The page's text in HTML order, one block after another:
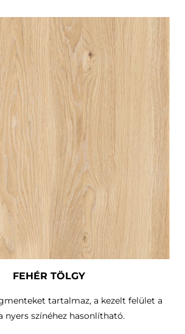
FEHÉR TÖLGY
tartalmaz, a kezelt felület a
nyers színéhez hasonlítható.